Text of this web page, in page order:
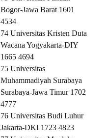
Bogor-Jawa Barat 1601
4534
74 Universitas Kristen Duta
Wacana Yogyakarta-DIY
1665 4694
75 Universitas
Muhammadiyah Surabaya
Surabaya-Jawa Timur 1702
4777
76 Universitas Budi Luhur
Jakarta-DKI 1723 4823